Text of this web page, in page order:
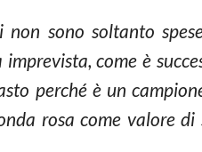
non sono soltanto
come è
perché è un
rosa come valore